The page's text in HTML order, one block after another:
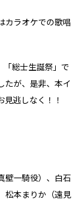
カラオケでの歌唱
総士生誕祭」で
たが、是非、本イ
逃しなく！！
壁一騎役）、白石
松本まりか（遠見